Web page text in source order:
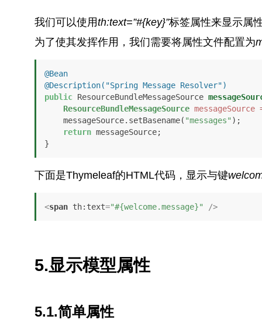
我们可以使用th:text=”#{key}”标签属性来显示属
为了使其发挥作用，我们需要将属性文件配置为
@Bean
@Description("Spring Message Resolver")
public ResourceBundleMessageSource
ResourceBundleMessageSource messageSource
    messageSource.setBasename(
"messages" );
return messageSource;
}
下面是Thymeleaf的HTML代码，显示与键
<span th:text="#{welcome.message}" />
5.显示模型属性
5.1.简单属性